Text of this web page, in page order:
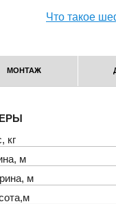
Что такое
МОНТАЖ
кг
м
м